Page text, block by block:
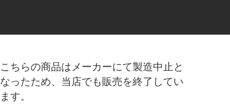
こちらの商品はメーカーにて製造中止と
なったため、当店でも販売を終了してい
ます。